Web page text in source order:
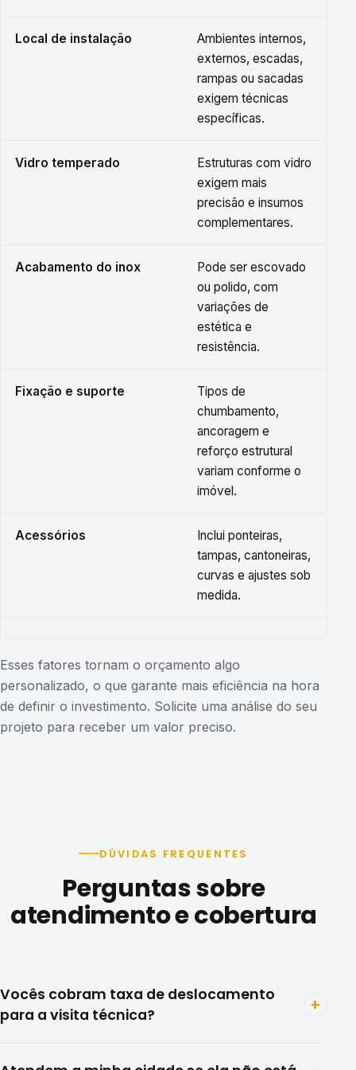
Local de instalação
Ambientes internos,
externos, escadas,
rampas ou sacadas
exigem técnicas
específicas.
Vidro temperado
Estruturas com vidro
exigem mais
precisão e insumos
complementares.
Acabamento do inox
Pode ser escovado
ou polido, com
variações de
estética e
resistência.
Fixação e suporte
Tipos de
chumbamento,
ancoragem e
reforço estrutural
variam conforme o
imóvel.
Acessórios
Inclui ponteiras,
tampas, cantoneiras,
curvas e ajustes sob
medida.
Esses fatores tornam o orçamento algo
personalizado, o que garante mais eficiência na hora
de definir o investimento. Solicite uma análise do seu
projeto para receber um valor preciso.
DÚVIDAS FREQUENTES
Perguntas sobre
atendimento e cobertura
Vocês cobram taxa de deslocamento
para a visita técnica?
+